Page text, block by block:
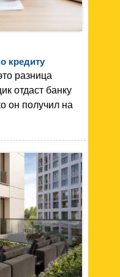
кредиту
разница
отдаст банку
он получил на